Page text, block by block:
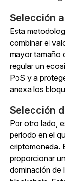
Selección
Esta
combinar el
mayor tamaño
regular un
PoS y a
anexa los
Selección
Por otro lado,
periodo en el
criptomoneda.
proporcionar
dominación de